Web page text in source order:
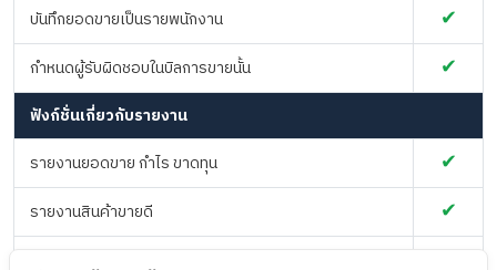
บันทึกยอดขายเป็นรายพนักงาน ✔
กำหนดผู้รับผิดชอบในบิลการขายนั้น ✔
ฟังก์ชั่นเกี่ยวกับรายงาน
รายงานยอดขาย กำไร ขาดทุน
✔
รายงานสินค้าขายดี ✔